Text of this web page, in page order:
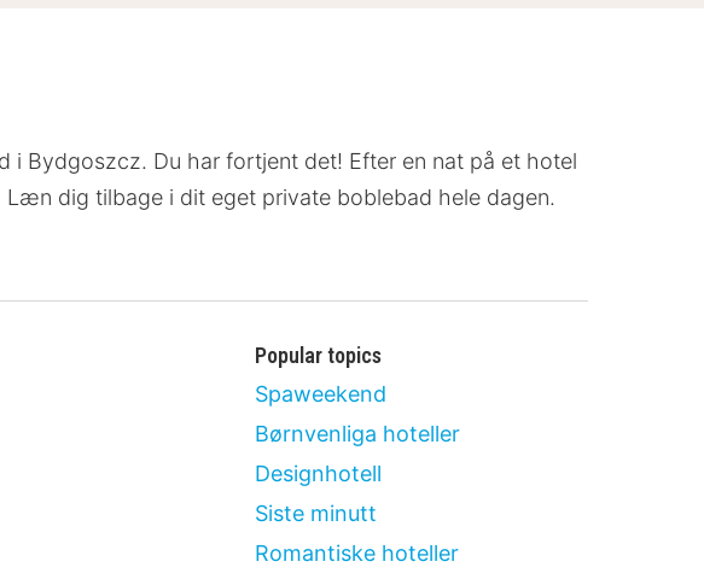
i Bydgoszcz. Du har fortjent det! Efter en nat på et hotel
dig tilbage i dit eget private boblebad hele dagen.
Popular topics
Spaweekend
Børnvenliga hoteller
Designhotell
Siste minutt
Romantiske hoteller